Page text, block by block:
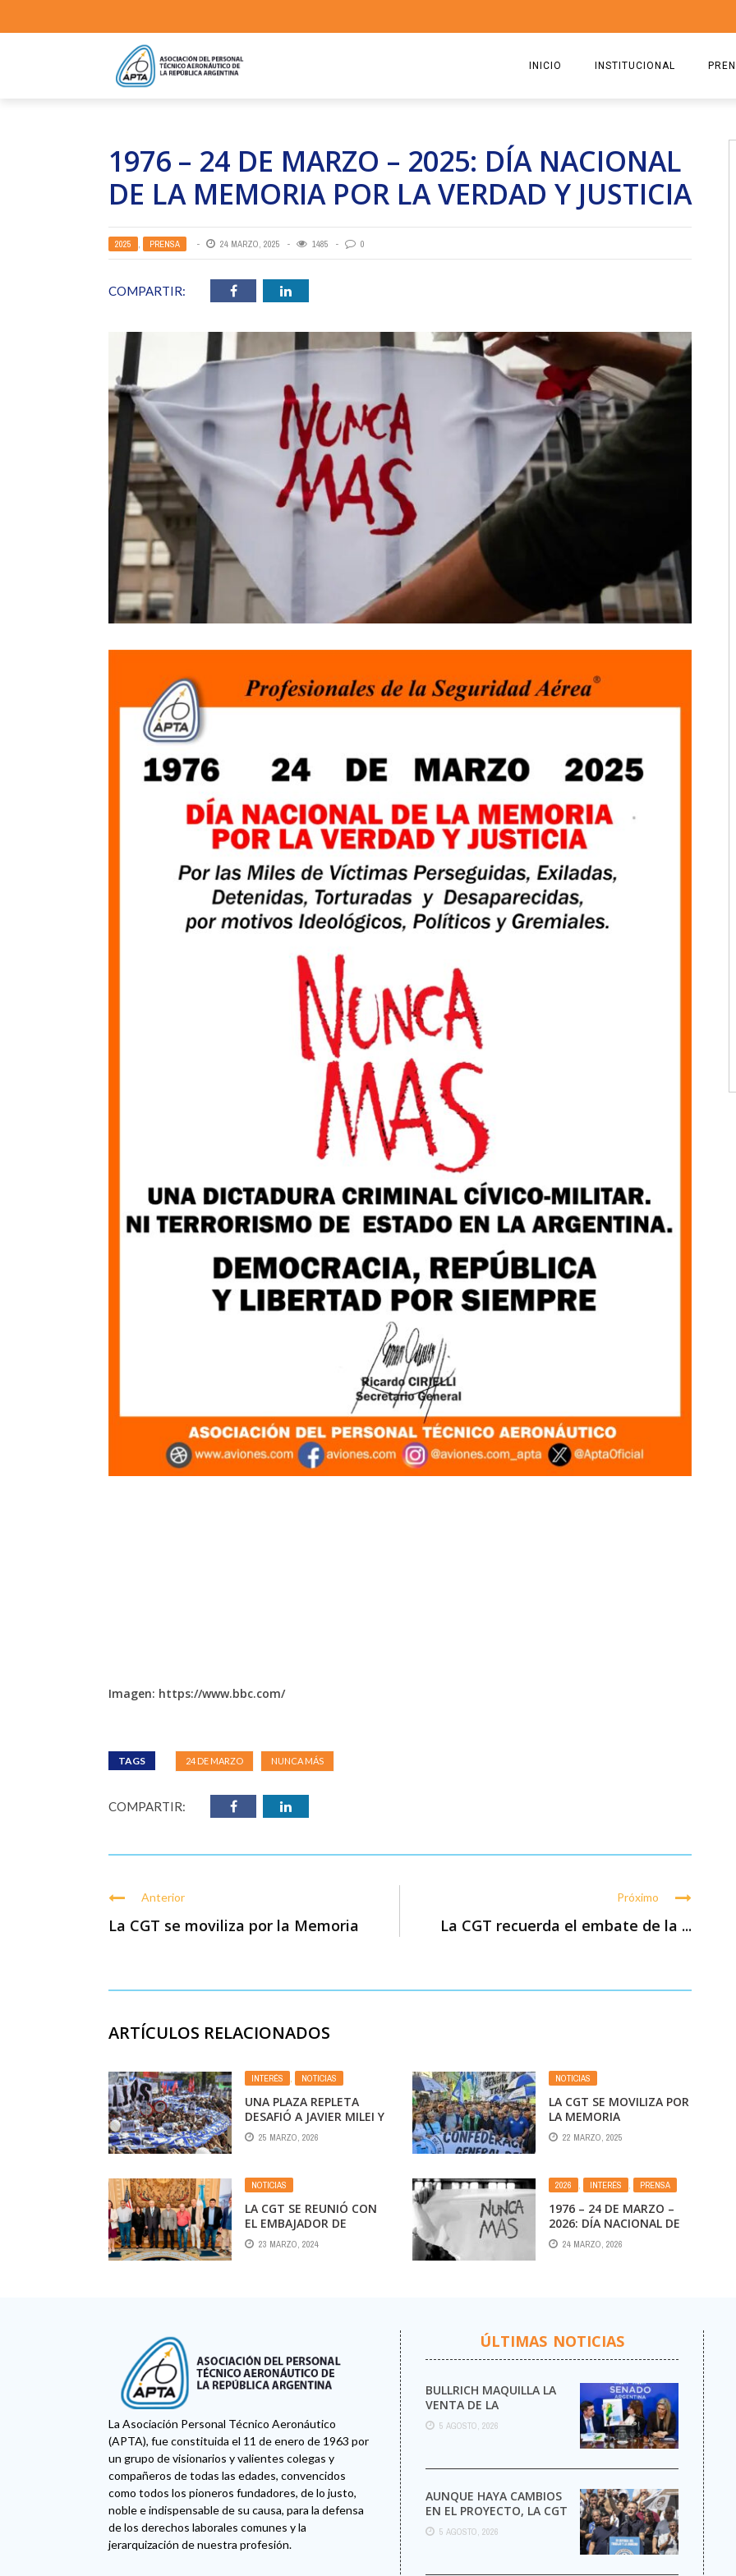
INICIO INSTITUCIONAL
ESTATUTO
COMISIÓN DIRECTIVA 2023-
RICARDO CIRIELLI
1976 – 24 DE MARZO – 2025: DÍA NACIONAL
DE LA MEMORIA POR LA VERDAD Y JUSTICIA
2025 , PRENSA 24 MARZO, 2025 1485 0
COMPARTIR:
Imagen: https://www.bbc.com/
TAGS 24 DE MARZO NUNCA MÁS
COMPARTIR:
Anterior
La CGT se moviliza por la Memoria
Próximo
La CGT recuerda el embate de la ...
ARTÍCULOS RELACIONADOS
INTERÉS NOTICIAS
UNA PLAZA REPLETA
DESAFIÓ A JAVIER MILEI Y
REAFIRMÓ EL CONSENSO
EN DERECHOS HUMANOS
25 MARZO, 2026
NOTICIAS
LA CGT SE MOVILIZA POR
LA MEMORIA
22 MARZO, 2025
NOTICIAS
LA CGT SE REUNIÓ CON
EL EMBAJADOR DE
ESTADOS UNIDOS PARA
DISCUTIR LA
23 MARZO, 2024
2026 INTERÉS PRENSA
1976 – 24 DE MARZO –
2026: DÍA NACIONAL DE
LA MEMORIA POR LA
VERDAD Y JUSTICIA
24 MARZO, 2026
La Asociación Personal Técnico Aeronáutico
(APTA), fue constituida el 11 de enero de 1963 por
un grupo de visionarios y valientes colegas y
compañeros de todas las edades, convencidos
como todos los pioneros fundadores, de lo justo,
noble e indispensable de su causa, para la defensa
de los derechos laborales comunes y la
jerarquización de nuestra profesión.
ÚLTIMAS NOTICIAS
BULLRICH MAQUILLA LA
VENTA DE LA
ARGENTINA
5 AGOSTO, 2026
AUNQUE HAYA CAMBIOS
EN EL PROYECTO, LA CGT
MARCHA AL CONGRESO
CONTRA LA LEY DE ...
5 AGOSTO, 2026